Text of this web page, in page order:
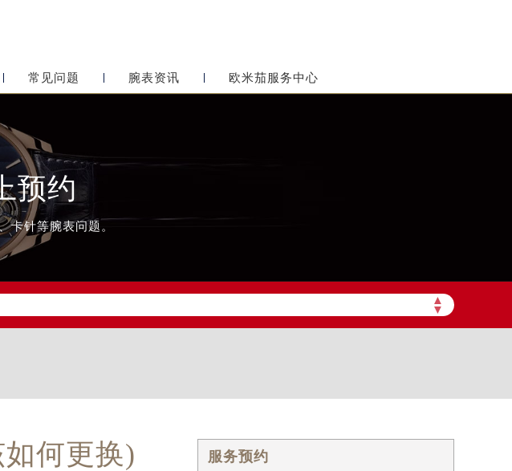
常见问题 腕表资讯 欧米茄服务中心
预约
卡针等腕表问题。
▲
▼
何更换) 服务预约